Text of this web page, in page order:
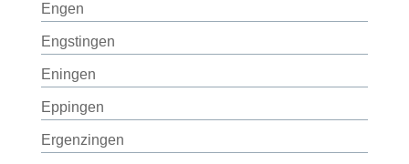
Engen
Engstingen
Eningen
Eppingen
Ergenzingen